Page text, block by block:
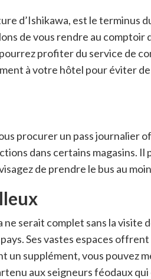
d’Ishikawa, est le terminus
de vous rendre au
profiter du service de
à votre hôtel pour éviter
procurer un pass journalier
dans certains magasins.
de prendre le bus au
ne serait complet sans la visite
Ses vastes espaces
un supplément, vous pouvez
aux seigneurs féodaux